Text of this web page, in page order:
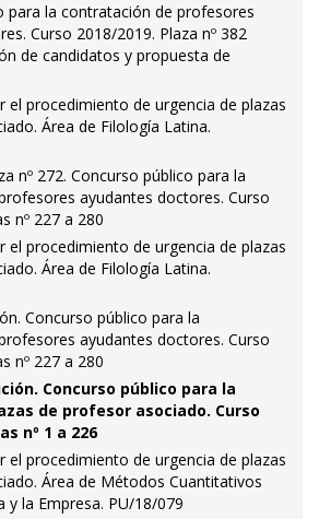
para la contratación de profesores
Curso 2018/2019. Plaza nº 382
de candidatos y propuesta de
el procedimiento de urgencia de plazas
Área de Filología Latina.
nº 272. Concurso público para la
ayudantes doctores. Curso
nº 227 a 280
el procedimiento de urgencia de plazas
Área de Filología Latina.
Concurso público para la
ayudantes doctores. Curso
nº 227 a 280
Concurso público para la
de profesor asociado. Curso
nº 1 a 226
el procedimiento de urgencia de plazas
Área de Métodos Cuantitativos
y la Empresa. PU/18/079